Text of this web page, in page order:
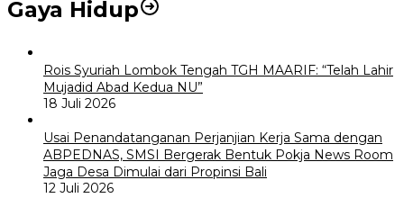
Gaya Hidup
Rois Syuriah Lombok Tengah TGH MAARIF: “Telah Lahir
Mujadid Abad Kedua NU”
18 Juli 2026
Usai Penandatanganan Perjanjian Kerja Sama dengan
ABPEDNAS, SMSI Bergerak Bentuk Pokja News Room
Jaga Desa Dimulai dari Propinsi Bali
12 Juli 2026